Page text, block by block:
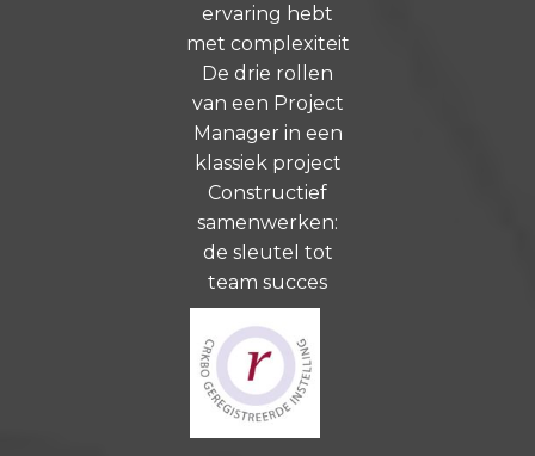
ervaring hebt
met complexiteit
De drie rollen
van een Project
Manager in een
klassiek project
Constructief
samenwerken:
de sleutel tot
team succes